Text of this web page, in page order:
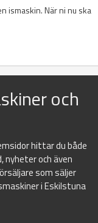
ismaskin. När ni nu ska
och
hittar du både
nyheter och även
som säljer
i Eskilstuna